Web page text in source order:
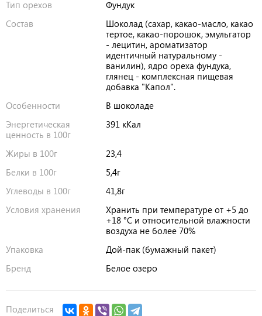
Тип орехов
Фундук
Состав
Шоколад (сахар, какао-масло, какао
тертое, какао-порошок, эмульгатор
- лецитин, ароматизатор
идентичный натуральному -
ванилин), ядро ореха фундука,
глянец - комплексная пищевая
добавка "Капол".
Особенности
В шоколаде
Энергетическая
ценность в 100г
391 кКал
Жиры в 100г
23,4
Белки в 100г
5,4г
Углеводы в 100г
41,8г
Условия хранения
Хранить при температуре от +5 до
+18 °C и относительной влажности
воздуха не более 70%
Упаковка
Дой-пак (бумажный пакет)
Бренд
Белое озеро
Поделиться